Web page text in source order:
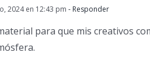
2024 en 12:43 pm - Responder
para que mis creativos